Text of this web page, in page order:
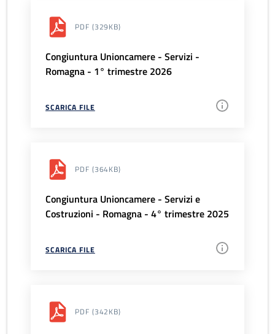
PDF (329KB)
Congiuntura Unioncamere - Servizi -
Romagna - 1° trimestre 2026
SCARICA FILE
PDF (364KB)
Congiuntura Unioncamere - Servizi e
Costruzioni - Romagna - 4° trimestre 2025
SCARICA FILE
PDF (342KB)